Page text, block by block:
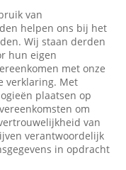
van
helpen ons bij het
Wij staan derden
hun eigen
met onze
verklaring. Met
plaatsen op
om
van
verantwoordelijk
in opdracht